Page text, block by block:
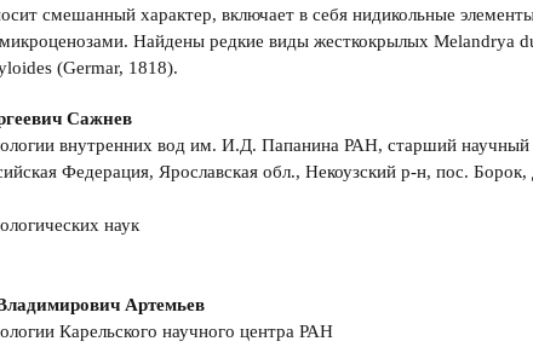
смешанный характер, включает в себя нидикольные
Найдены редкие виды жесткокрылых Melandrya
(Germar, 1818).
Сажнев
внутренних вод им. И.Д. Папанина РАН, старший научный
Федерация, Ярославская обл., Некоузский р-н, пос. Борок,
наук
Артемьев
Карельского научного центра РАН